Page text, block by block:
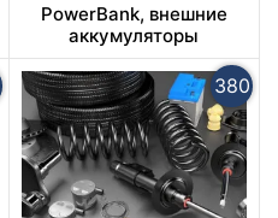
PowerBank, внешние
аккумуляторы
380